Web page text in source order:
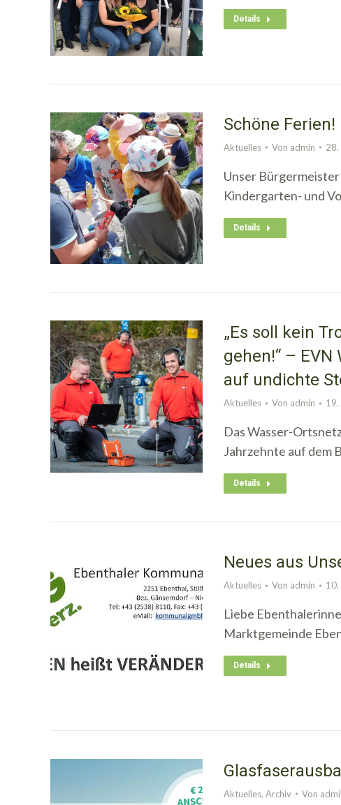
Details
Schöne Ferien!
Aktuelles Von admin 28.
Unser
Kindergarten- und
Details
„Es soll kein
gehen!“ –
auf undichte
Aktuelles Von admin 19.
Das Wasser-
Jahrzehnte auf dem
Details
Neues aus
Aktuelles Von admin
Liebe
Marktgemeinde
Details
Aktuelles, Archiv Von